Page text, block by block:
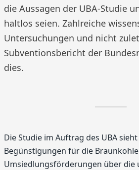
die Aussagen der UBA-Studie
haltlos seien. Zahlreiche
Untersuchungen und nicht
Subventionsbericht der
dies.
Die Studie im Auftrag des UBA
Begünstigungen für die
Umsiedlungsförderungen über die